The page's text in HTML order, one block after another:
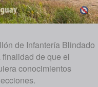
de Infantería Blindado
de que el
conocimientos